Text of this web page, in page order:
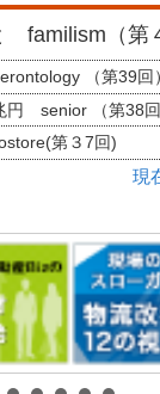
familism（第
（第39回
円 senior （第38
第３7回)
現